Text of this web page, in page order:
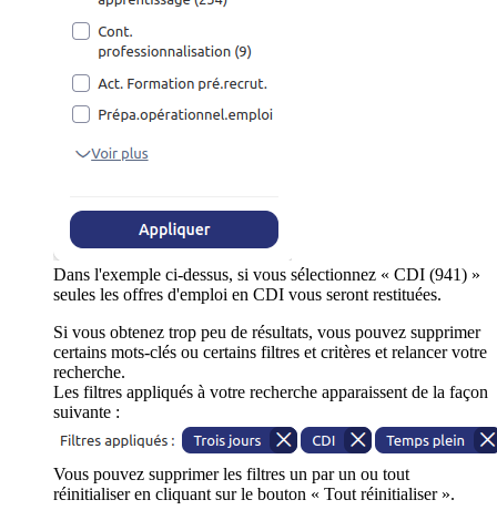
Dans l'exemple ci-dessus, si vous sélectionnez « CDI (941) »
seules les offres d'emploi en CDI vous seront restituées.
Si vous obtenez trop peu de résultats, vous pouvez supprimer
certains mots-clés ou certains filtres et critères et relancer votre
recherche.
Les filtres appliqués à votre recherche apparaissent de la façon
suivante :
Vous pouvez supprimer les filtres un par un ou tout
réinitialiser en cliquant sur le bouton « Tout réinitialiser ».